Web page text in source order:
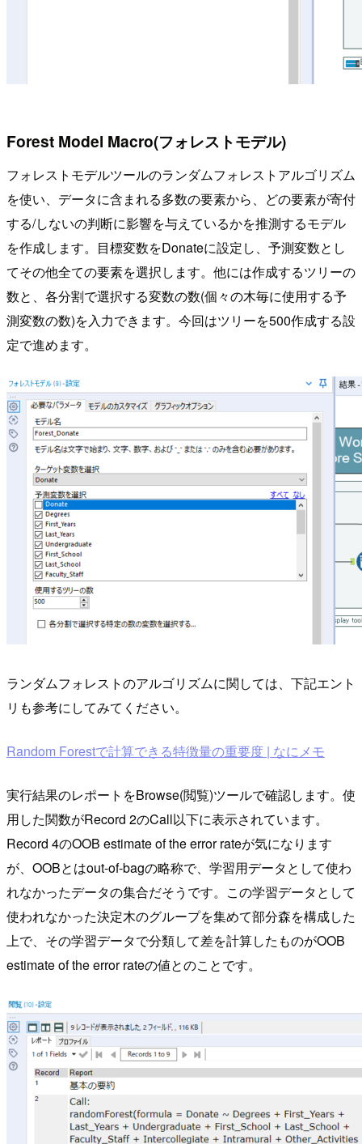
Forest Model Macro(フォレストモデル)
フォレストモデルツールのランダムフォレストアルゴリズム
を使い、データに含まれる多数の要素から、どの要素が寄付
する/しないの判断に影響を与えているかを推測するモデル
を作成します。目標変数をDonateに設定し、予測変数とし
てその他全ての要素を選択します。他には作成するツリーの
数と、各分割で選択する変数の数(個々の木毎に使用する予
測変数の数)を入力できます。今回はツリーを500作成する設
定で進めます。
ランダムフォレストのアルゴリズムに関しては、下記エント
リも参考にしてみてください。
Random Forestで計算できる特徴量の重要度 | なにメモ
実行結果のレポートをBrowse(閲覧)ツールで確認します。使
用した関数がRecord 2のCall以下に表示されています。
Record 4のOOB estimate of the error rateが気になります
が、OOBとはout-of-bagの略称で、学習用データとして使わ
れなかったデータの集合だそうです。この学習データとして
使われなかった決定木のグループを集めて部分森を構成した
上で、その学習データで分類して差を計算したものがOOB
estimate of the error rateの値とのことです。